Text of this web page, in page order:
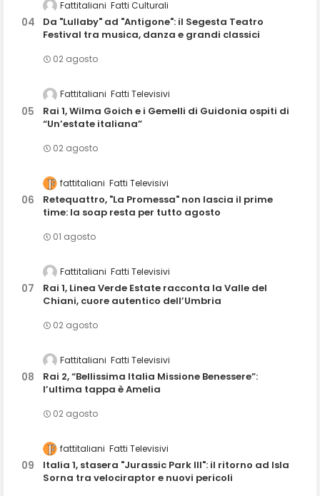
Fattitaliani Fatti Culturali
Da "Lullaby" ad "Antigone": il Segesta Teatro
Festival tra musica, danza e grandi classici
02 agosto
Fattitaliani Fatti Televisivi
Rai 1, Wilma Goich e i Gemelli di Guidonia ospiti di
“Un’estate italiana”
02 agosto
fattitaliani Fatti Televisivi
Retequattro, "La Promessa" non lascia il prime
time: la soap resta per tutto agosto
01 agosto
Fattitaliani Fatti Televisivi
Rai 1, Linea Verde Estate racconta la Valle del
Chiani, cuore autentico dell’Umbria
02 agosto
Fattitaliani Fatti Televisivi
Rai 2, “Bellissima Italia Missione Benessere”:
l’ultima tappa è Amelia
02 agosto
fattitaliani Fatti Televisivi
Italia 1, stasera "Jurassic Park III": il ritorno ad Isla
Sorna tra velociraptor e nuovi pericoli